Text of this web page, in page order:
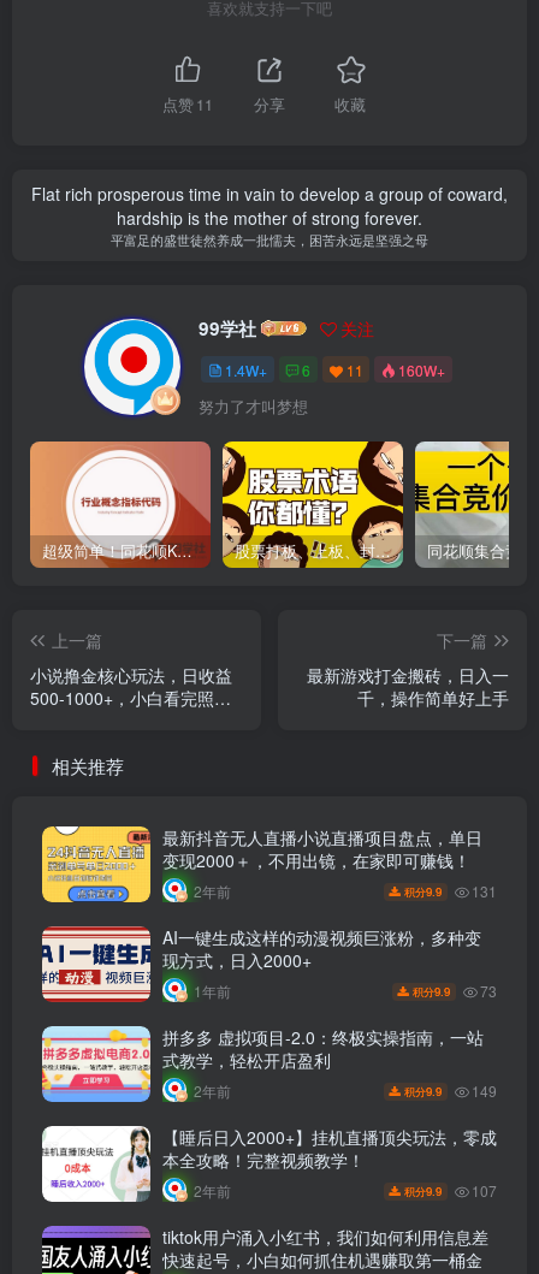
喜欢就支持一下吧
点赞11 分享 收藏
Flat rich prosperous time in vain to develop a group of coward,
hardship is the mother of strong forever.
平富足的盛世徒然养成一批懦夫，困苦永远是坚强之母
99学社 关注
1.4W+ 6 11 160W+
努力了才叫梦想
超级简单！同花顺K线界面显示行业概念指标代码图解 股票打板、上板、封板、翘板、炸板是什么意思？炒股你必须懂的暗语！
上一篇
小说撸金核心玩法，日收益
500-1000+，小白看完照样
下一篇
最新游戏打金搬砖，日入一
千，操作简单好上手
相关推荐
最新抖音无人直播小说直播项目盘点，单日
变现2000＋，不用出镜，在家即可赚钱！
2年前 积分9.9 131
AI一键生成这样的动漫视频巨涨粉，多种变
现方式，日入2000+
1年前 积分9.9 73
拼多多 虚拟项目-2.0：终极实操指南，一站
式教学，轻松开店盈利
2年前 积分9.9 149
【睡后日入2000+】挂机直播顶尖玩法，零成
本全攻略！完整视频教学！
2年前 积分9.9 107
tiktok用户涌入小红书，我们如何利用信息差
快速起号，小白如何抓住机遇赚取第一桶金